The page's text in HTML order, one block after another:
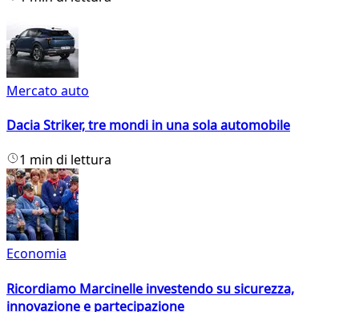
Mercato auto
Dacia Striker, tre mondi in una sola automobile
1 min di lettura
Economia
Ricordiamo Marcinelle investendo su sicurezza,
innovazione e partecipazione